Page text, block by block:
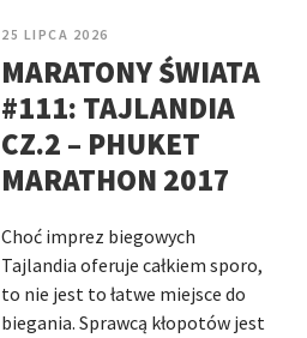
25 LIPCA 2026
MARATONY ŚWIATA
#111: TAJLANDIA
CZ.2 – PHUKET
MARATHON 2017
Choć imprez biegowych
Tajlandia oferuje całkiem sporo,
to nie jest to łatwe miejsce do
biegania. Sprawcą kłopotów jest